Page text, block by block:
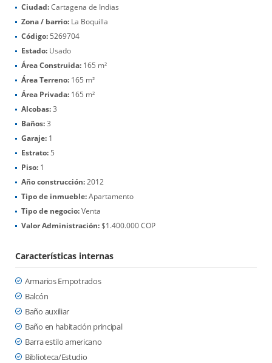
Ciudad:Cartagena de Indias
Zona / barrio: La Boquilla
Código: 5269704
Estado: Usado
Área Construida: 165 m²
Área Terreno: 165 m²
Área Privada: 165 m²
Alcobas:3
Baños:3
Garaje: 1
Estrato: 5
Piso: 1
Año construcción:2012
Tipo de inmueble:Apartamento
Tipo de negocio:Venta
Valor Administración:$1.400.000 COP
Características internas
Armarios Empotrados
Balcón
Baño auxiliar
Baño en habitación principal
Barra estilo americano
Biblioteca/Estudio